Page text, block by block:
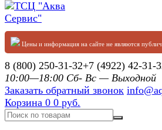
Цены и информация на сайте не являются
8 (800) 250-31-32+7 (4922) 42-31-
10:00—18:00 Сб- Вс — Выходной
Заказать обратный звонок
Корзина 0 0 руб.